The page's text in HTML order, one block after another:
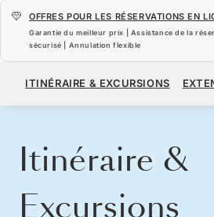
OFFRES POUR LES RÉSERVATIONS EN
Garantie du meilleur prix | Assistance de la
sécurisé | Annulation flexible
À PARTIR DE 18 100 $US
ITINÉRAIRE & EXCURSIONS
Itinéraire &
Excursions